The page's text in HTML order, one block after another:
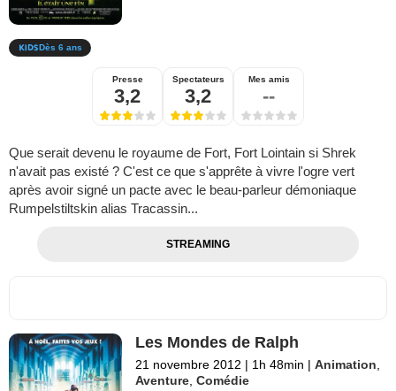
Dès 6 ans
Presse
3,2
Spectateurs
3,2
Mes amis
--
Que serait devenu le royaume de Fort, Fort Lointain si Shrek
n'avait pas existé ? C'est ce que s'apprête à vivre l'ogre vert
après avoir signé un pacte avec le beau-parleur démoniaque
Rumpelstiltskin alias Tracassin...
STREAMING
Les Mondes de Ralph
21 novembre 2012 | 1h 48min | Animation
Aventure ,Comédie